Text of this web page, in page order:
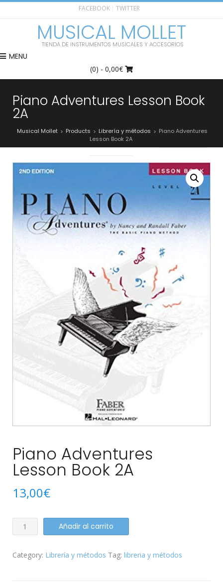
FACEBOOK TWITTER
MUSICAL MOLLET
TIENDA DE INSTRUMENTOS MUSICALES Y ACCESORIOS
MENU
(0) - 0,00€
Piano Adventures Lesson Book
2A
Musical Mollet > Products > Librería y métodos > Piano Adventures
Lesson Book 2A
Piano Adventures
Lesson Book 2A
13,00€
Piano
Adventures
Book
Añadir al carrito
Category: Librería y métodos Tag: libreria y métodos